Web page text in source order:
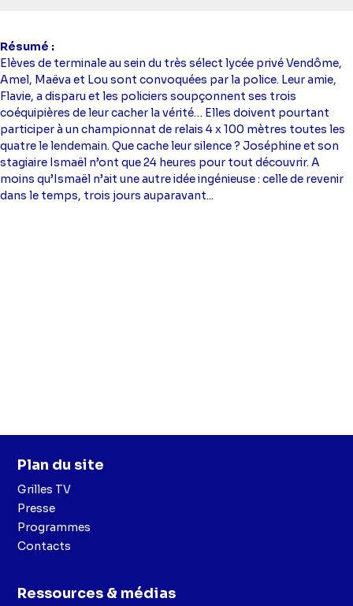
(Maeva),
Delphine Baril (Nadine), Tatiana Silva(Ariane), Emma
Besson(Inès), Clare Stenning(Océane),Baptiste
Masseline (Tristan),Kjel Bennett(Enzo),Adrian
Delmer(Will Stockton)
Résumé
Elèves de terminale au sein du très sélect lycée privé Vendôme,
Amel, Maëva et Lou sont convoquées par la police. Leur amie,
Flavie, a disparu et les policiers soupçonnent ses trois
coéquipières de leur cacher la vérité… Elles doivent pourtant
participer à un championnat de relais 4 x 100 mètres toutes les
quatre le lendemain. Que cache leur silence ? Joséphine et son
stagiaire Ismaël n’ont que 24 heures pour tout découvrir. A
moins qu’Ismaël n’ait une autre idée ingénieuse : celle de revenir
dans le temps, trois jours auparavant...
Plan du site
Grilles TV
Presse
Programmes
Contacts
Ressources & médias